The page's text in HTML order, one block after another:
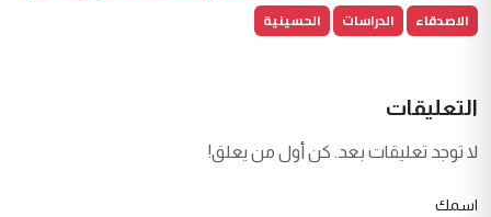
الاصدقاء
الدراسات الحسينية
التعليقات
لا توجد تعليقات بعد. كن أول من يعلق!
اسمك